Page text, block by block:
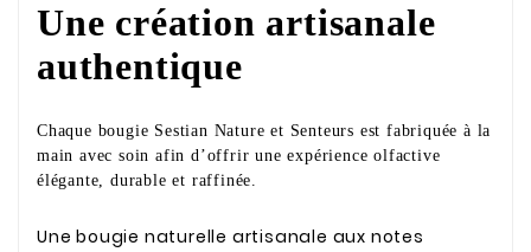
Une création artisanale
authentique
Chaque bougie Sestian Nature et Senteurs est fabriquée à la
main avec soin afin d’offrir une expérience olfactive
élégante, durable et raffinée.
Une bougie naturelle artisanale aux notes